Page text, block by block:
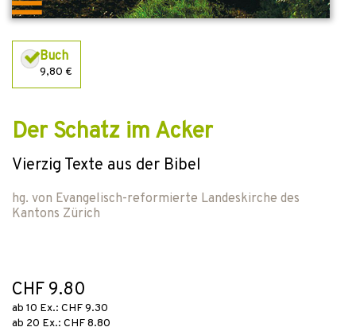
Buch
9,80 €
Der Schatz im Acker
Vierzig Texte aus der Bibel
hg. von Evangelisch-reformierte Landeskirche des
Kantons Zürich
CHF 9.80
ab 10 Ex.: CHF 9.30
ab 20 Ex.: CHF 8.80